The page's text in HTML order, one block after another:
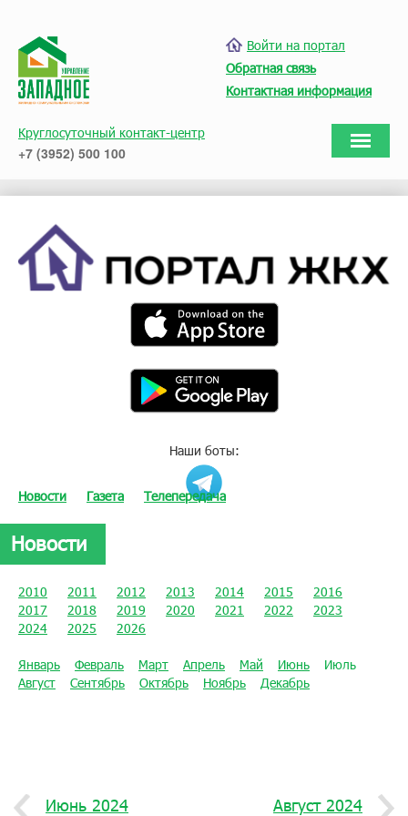
Войти на портал
Обратная связь
Контактная информация
Круглосуточный контакт-центр
+7 (3952) 500 100
Наши боты:
Новости Газета Телепередача
Новости
2010 2011 2012 2013 2014 2015
2016
2017
2018 2019 2020 2021 2022
2023
2024
2025 2026
Январь Февраль Март Апрель Май Июнь
Июль
Август
Сентябрь Октябрь Ноябрь Декабрь
Июнь 2024 Август 2024